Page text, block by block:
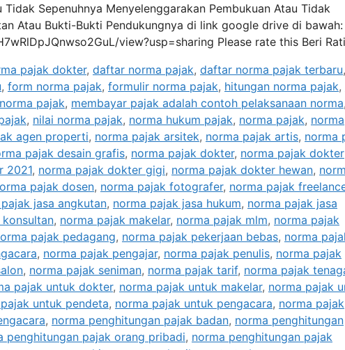
Sepenuhnya Menyelenggarakan Pembukuan Atau Tidak
Atau Bukti-Bukti Pendukungnya di link google drive di bawah:
view?usp=sharing Please rate this Beri
pajak dokter, daftar norma pajak, daftar norma pajak terbaru,
, form norma pajak, formulir norma pajak, hitungan norma pajak,
pajak, membayar pajak adalah contoh pelaksanaan norma,
, nilai norma pajak, norma hukum pajak, norma pajak, norma
agen properti, norma pajak arsitek, norma pajak artis, norma
pajak desain grafis, norma pajak dokter, norma pajak dokter
2021, norma pajak dokter gigi, norma pajak dokter hewan,
pajak dosen, norma pajak fotografer, norma pajak
jasa angkutan, norma pajak jasa hukum, norma pajak jasa
, norma pajak makelar, norma pajak mlm, norma pajak
pajak pedagang, norma pajak pekerjaan bebas, norma
, norma pajak pengajar, norma pajak penulis, norma pajak
, norma pajak seniman, norma pajak tarif, norma pajak
pajak untuk dokter, norma pajak untuk makelar, norma pajak
untuk pendeta, norma pajak untuk pengacara, norma pajak
, norma penghitungan pajak badan, norma penghitungan
penghitungan pajak orang pribadi, norma penghitungan pajak